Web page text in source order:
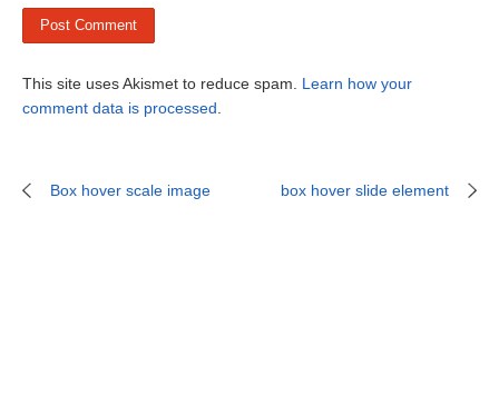
This site uses Akismet to reduce spam. Learn how your
comment data is processed
Box hover scale image box hover slide element